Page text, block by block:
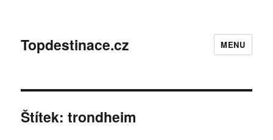
Topdestinace.cz MENU
Štítek:trondheim